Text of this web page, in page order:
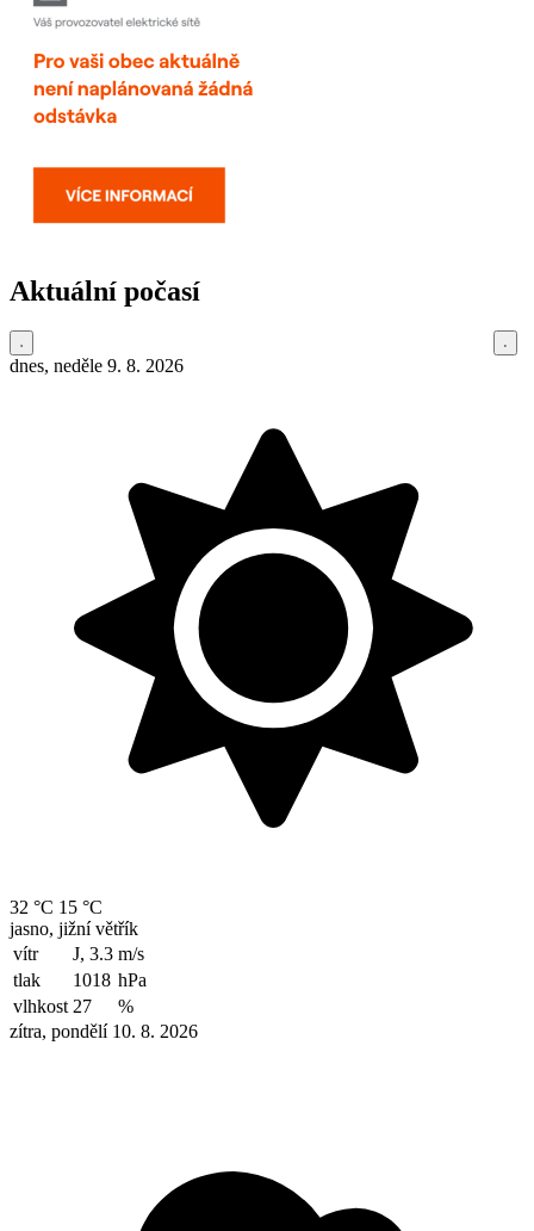
Aktuální počasí
dnes, neděle 9. 8. 2026
32 °C 15 °C
jasno, jižní větřík
vítr
J, 3.3 m/s
tlak
1018 hPa
vlhkost 27
%
zítra, pondělí 10. 8. 2026